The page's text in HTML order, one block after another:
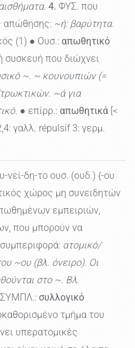
4. ΦΥΣ. που
απώθησης: ~ή: βαρύτητα.
(1) ● Ουσ.: απωθητικό
συσκευή που διώχνει
~. ~ κουνουπιών (=
~ά για
● επίρρ.: απωθητικά [<
γαλλ. répulsif 3: γερμ.
νεί-δη-το ουσ. (ουδ.) {-ου
χώρος μη συνειδητών
εμπειριών,
που μπορούν να
ατομικό/
~ου (βλ. όνειρο). Οι
στο ~. Βλ.
συλλογικό
τμήμα του
υπερατομικές